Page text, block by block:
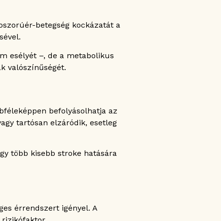
betegség kockázatát a
esélyét –, de a metabolikus
valószínűségét.
befolyásolhatja az
tartósan elzáródik, esetleg
több kisebb stroke hatására
érrendszert igényel. A